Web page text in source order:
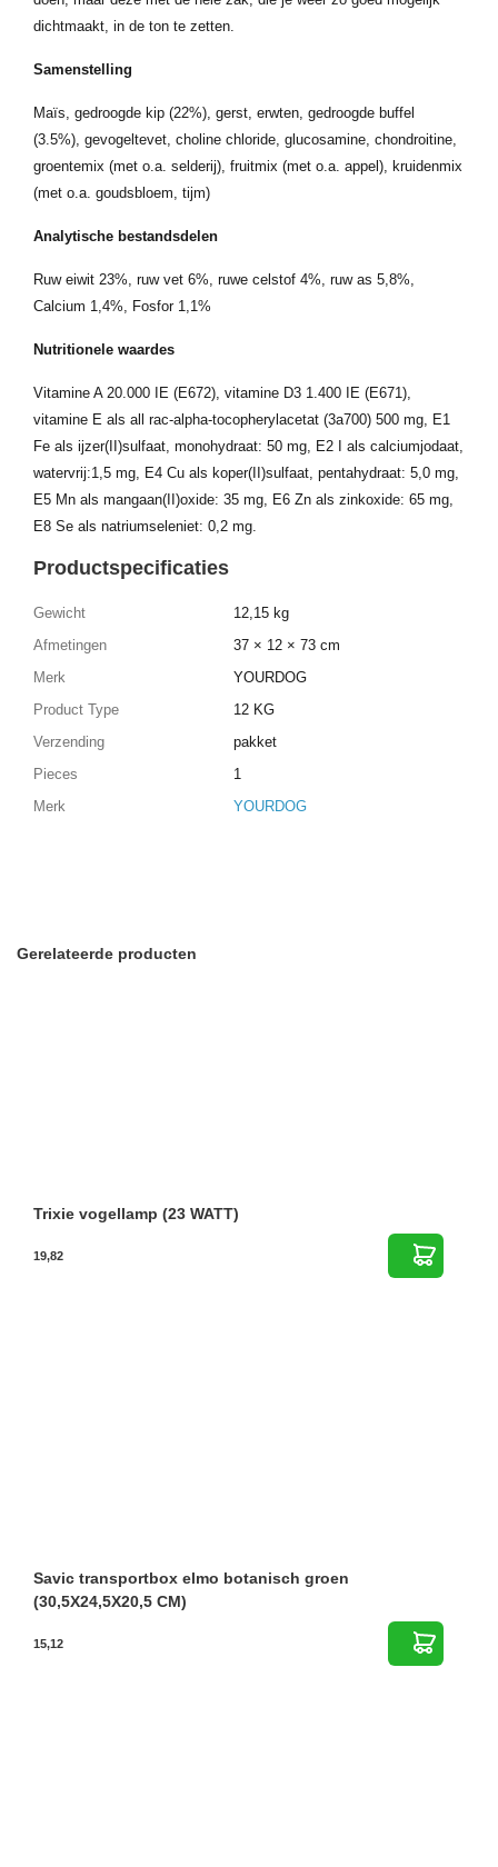
dichtmaakt, in de ton te zetten.
Samenstelling
Maïs, gedroogde kip (22%), gerst, erwten, gedroogde buffel
(3.5%), gevogeltevet, choline chloride, glucosamine, chondroitine,
groentemix (met o.a. selderij), fruitmix (met o.a. appel), kruidenmix
(met o.a. goudsbloem, tijm)
Analytische bestandsdelen
Ruw eiwit 23%, ruw vet 6%, ruwe celstof 4%, ruw as 5,8%,
Calcium 1,4%, Fosfor 1,1%
Nutritionele waardes
Vitamine A 20.000 IE (E672), vitamine D3 1.400 IE (E671),
vitamine E als all rac-alpha-tocopherylacetat (3a700) 500 mg, E1
Fe als ijzer(II)sulfaat, monohydraat: 50 mg, E2 I als calciumjodaat,
watervrij:1,5 mg, E4 Cu als koper(II)sulfaat, pentahydraat: 5,0 mg,
E5 Mn als mangaan(II)oxide: 35 mg, E6 Zn als zinkoxide: 65 mg,
E8 Se als natriumseleniet: 0,2 mg.
Productspecificaties
Gewicht
12,15 kg
Afmetingen
37 × 12 × 73 cm
Merk
YOURDOG
Product Type
12 KG
Verzending
pakket
Pieces
1
Merk
YOURDOG
Gerelateerde producten
Trixie vogellamp (23 WATT)
19,82
Savic transportbox elmo botanisch groen
(30,5X24,5X20,5 CM)
15,12